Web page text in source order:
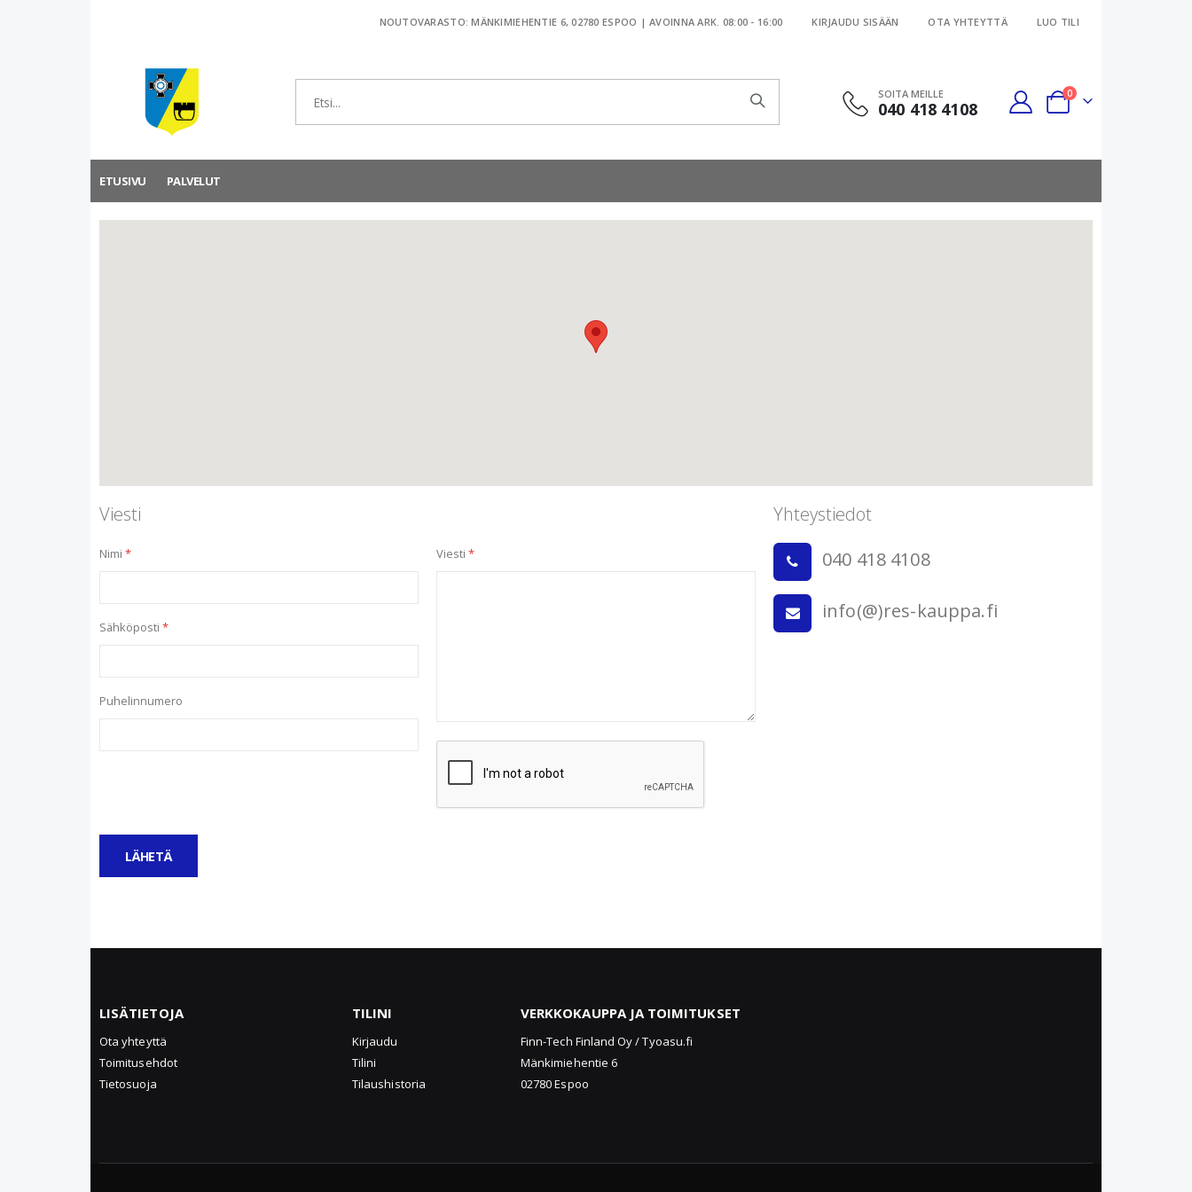
NOUTOVARASTO: MÄNKIMIEHENTIE 6, 02780 ESPOO | AVOINNA ARK. 08:00 - 16:00 KIRJAUDU SISÄÄN OTA YHTEYTTÄ LUO TILI
SOITA MEILLE
040 418 4108 Cart
0tuotteet
ETUSIVU PALVELUT
Viesti
Nimi
Sähköposti
Puhelinnumero
Viesti
LÄHETÄ
Yhteystiedot
040 418 4108
info(@)res-kauppa.fi
LISÄTIETOJA
Ota yhteyttä
Toimitusehdot
Tietosuoja
TILINI
Kirjaudu
Tilini
Tilaushistoria
VERKKOKAUPPA JA TOIMITUKSET
Finn-Tech Finland Oy / Tyoasu.fi
Mänkimiehentie 6
02780 Espoo